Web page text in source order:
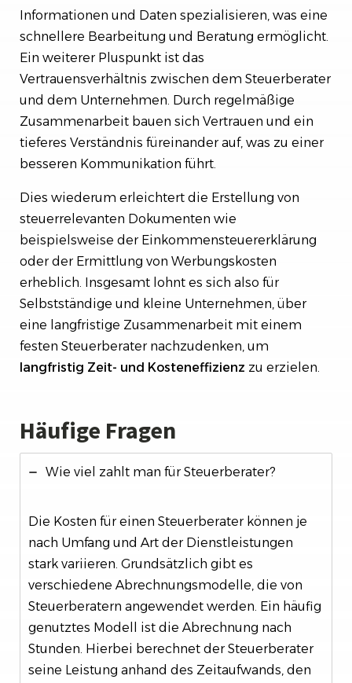
Informationen und Daten spezialisieren, was eine
schnellere Bearbeitung und Beratung ermöglicht.
Ein weiterer Pluspunkt ist das
Vertrauensverhältnis zwischen dem Steuerberater
und dem Unternehmen. Durch regelmäßige
Zusammenarbeit bauen sich Vertrauen und ein
tieferes Verständnis füreinander auf, was zu einer
besseren Kommunikation führt.
Dies wiederum erleichtert die Erstellung von
steuerrelevanten Dokumenten wie
beispielsweise der Einkommensteuererklärung
oder der Ermittlung von Werbungskosten
erheblich. Insgesamt lohnt es sich also für
Selbstständige und kleine Unternehmen, über
eine langfristige Zusammenarbeit mit einem
festen Steuerberater nachzudenken, um
langfristig Zeit- und Kosteneffizienz zu erzielen.
Häufige Fragen
Wie viel zahlt man für Steuerberater?
Die Kosten für einen Steuerberater können je
nach Umfang und Art der Dienstleistungen
stark variieren. Grundsätzlich gibt es
verschiedene Abrechnungsmodelle, die von
Steuerberatern angewendet werden. Ein häufig
genutztes Modell ist die Abrechnung nach
Stunden. Hierbei berechnet der Steuerberater
seine Leistung anhand des Zeitaufwands, den